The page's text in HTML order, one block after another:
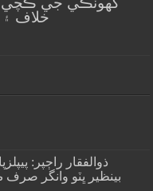
خلاف ۽
ذوالفقار راڄپر:
بينظير ڀٽو وانگر